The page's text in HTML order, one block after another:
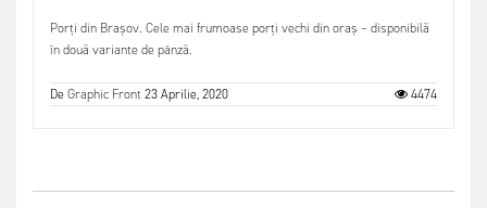
Porți din Brașov. Cele mai frumoase porți vechi din oraș – disponibilă
în două variante de pânză.
DeGraphic Front23 Aprilie, 2020 4474